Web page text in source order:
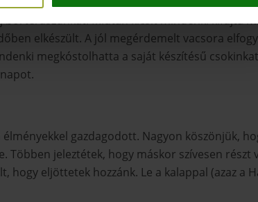
Miután kicsit mindenki kifújta
elkészült. A jól megérdemelt vacsora
megkóstolhatta a saját készítésű
gazdagodott. Nagyon köszönjük,
jeleztétek, hogy máskor szívesen részt
eljöttetek hozzánk. Le a kalappal (azaz a